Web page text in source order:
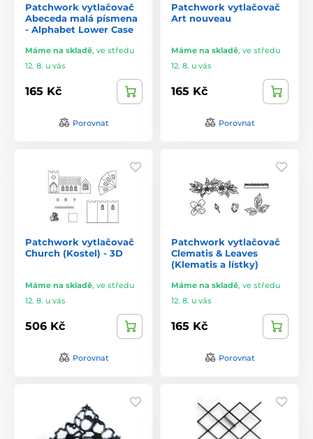
Patchwork vytlačovač
Abeceda malá písmena
- Alphabet Lower Case
Máme na skladě, ve středu
12. 8. u vás
165 Kč
Porovnat
Patchwork vytlačovač
Art nouveau
Máme na skladě, ve středu
12. 8. u vás
165 Kč
Porovnat
Patchwork vytlačovač
Church (Kostel) - 3D
Máme na skladě, ve středu
12. 8. u vás
506 Kč
Porovnat
Patchwork vytlačovač
Clematis & Leaves
(Klematis a lístky)
Máme na skladě, ve středu
12. 8. u vás
165 Kč
Porovnat